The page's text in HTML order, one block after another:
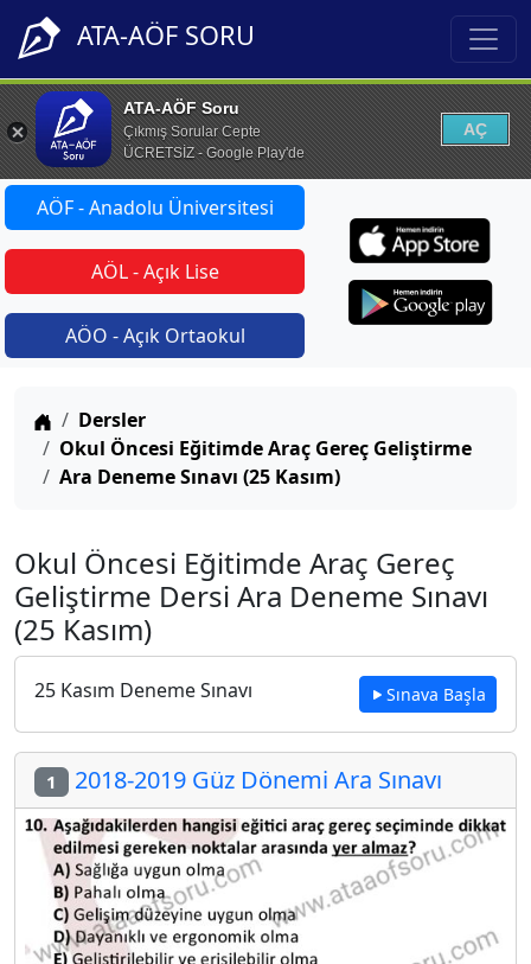
ATA-AÖF SORU
ATA-AÖF Soru
Çıkmış Sorular Cepte
ÜCRETSİZ - Google Play'de
AÇ
AÖF - Anadolu Üniversitesi
AÖL - Açık Lise
AÖO - Açık Ortaokul
Anasayfa
Dersler
Okul Öncesi Eğitimde Araç Gereç Geliştirme
Ara Deneme Sınavı (25 Kasım)
Okul Öncesi Eğitimde Araç Gereç
Geliştirme Dersi Ara Deneme Sınavı
(25 Kasım)
25 Kasım Deneme Sınavı Sınava Başla
1 2018-2019 Güz Dönemi Ara Sınavı